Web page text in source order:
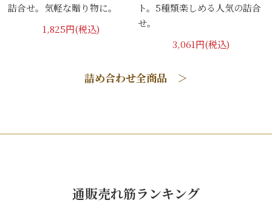
詰合せ。気軽な贈り物に。
1,825円(税込)
ト。5種類楽しめる人気の詰合
せ。
3,061円(税込)
詰め合わせ全商品 ＞
通販売れ筋ランキング